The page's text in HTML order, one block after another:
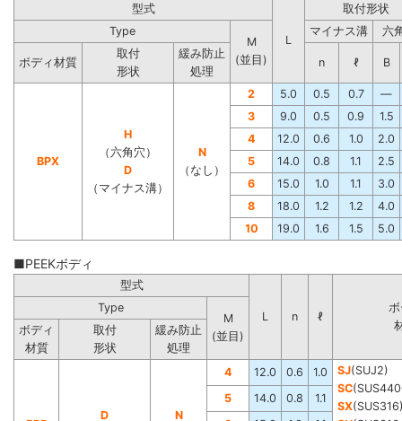
型式
L
取付形状
Type
M
(並目)
マイナス溝 六
ボディ材質
取付
形状
緩み防止
処理
n ℓ B
BPX
H
（六角穴）
D
（マイナス溝）
N
（なし）
2 5.0 0.5 0.7
―
3
9.0 0.5 0.9
1.5
4
12.0 0.6 1.0
2.0
5
14.0 0.8 1.1
2.5
6
15.0 1.0 1.1
3.0
8
18.0 1.2 1.2
4.0
10
19.0 1.6 1.5 5.0
■PEEKボディ
型式
L n ℓ
Type
M
(並目)
ボディ
材質
取付
形状
緩み防止
処理
D
N
4 12.0 0.6 1.0 SJ(SUJ2)
SC
SX
5 14.0 0.8
1.1